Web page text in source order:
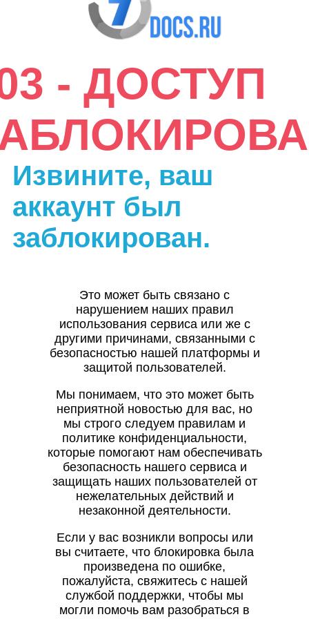
- ДОСТУП
Извините, ваш
аккаунт был
заблокирован.
Это может быть связано с
нарушением наших правил
использования сервиса или же с
другими причинами, связанными с
безопасностью нашей платформы и
защитой пользователей.
Мы понимаем, что это может быть
неприятной новостью для вас, но
мы строго следуем правилам и
политике конфиденциальности,
которые помогают нам обеспечивать
безопасность нашего сервиса и
защищать наших пользователей от
нежелательных действий и
незаконной деятельности.
Если у вас возникли вопросы или
вы считаете, что блокировка была
произведена по ошибке,
пожалуйста, свяжитесь с нашей
службой поддержки, чтобы мы
могли помочь вам разобраться в